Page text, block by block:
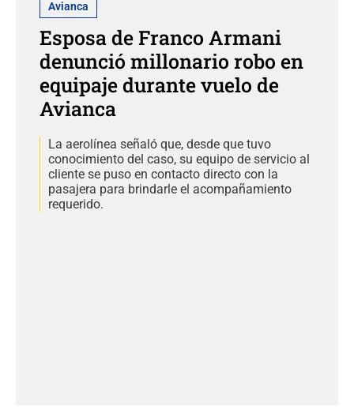
Avianca
Esposa de Franco Armani
denunció millonario robo en
equipaje durante vuelo de
Avianca
La aerolínea señaló que, desde que tuvo
conocimiento del caso, su equipo de servicio al
cliente se puso en contacto directo con la
pasajera para brindarle el acompañamiento
requerido.